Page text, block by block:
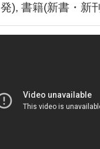
発), 書籍(新書・新